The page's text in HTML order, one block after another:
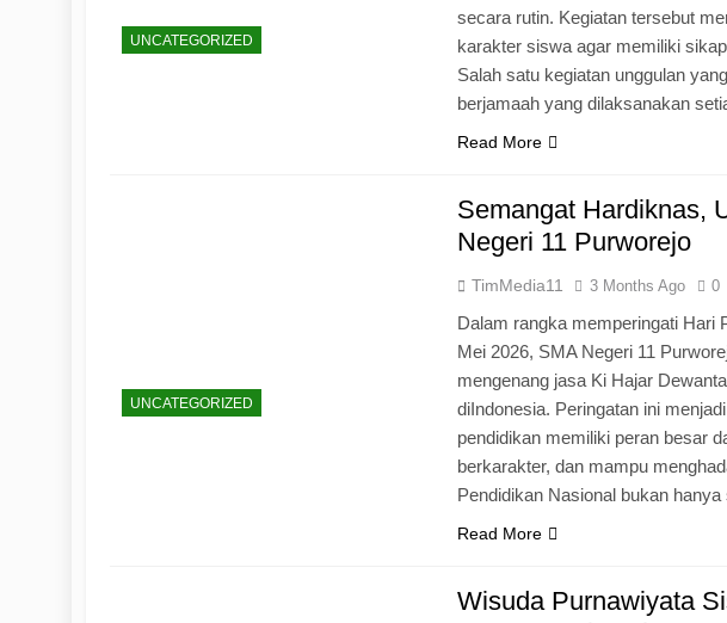
UNCATEGORIZED
secara rutin. Kegiatan tersebut
karakter siswa agar memiliki
Salah satu kegiatan unggulan
berjamaah yang dilaksanakan
Read More
UNCATEGORIZED
Semangat Hardiknas,
Negeri 11 Purworejo
TimMedia11 3 Months Ago 0
Dalam rangka memperingati Hari
Mei 2026, SMA Negeri 11
mengenang jasa Ki Hajar
diIndonesia. Peringatan ini
pendidikan memiliki peran besar
berkarakter, dan mampu
Pendidikan Nasional bukan
Read More
Wisuda Purnawiyata